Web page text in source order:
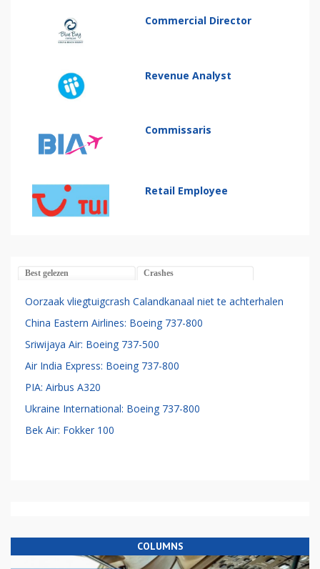
Commercial Director
Revenue Analyst
Commissaris
Retail Employee
Best gelezen Crashes
Oorzaak vliegtuigcrash Calandkanaal niet te achterhalen
China Eastern Airlines: Boeing 737-800
Sriwijaya Air: Boeing 737-500
Air India Express: Boeing 737-800
PIA: Airbus A320
Ukraine International: Boeing 737-800
Bek Air: Fokker 100
COLUMNS